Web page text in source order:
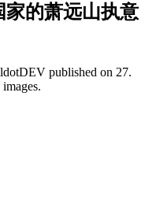
的萧远山执意
published on 27.